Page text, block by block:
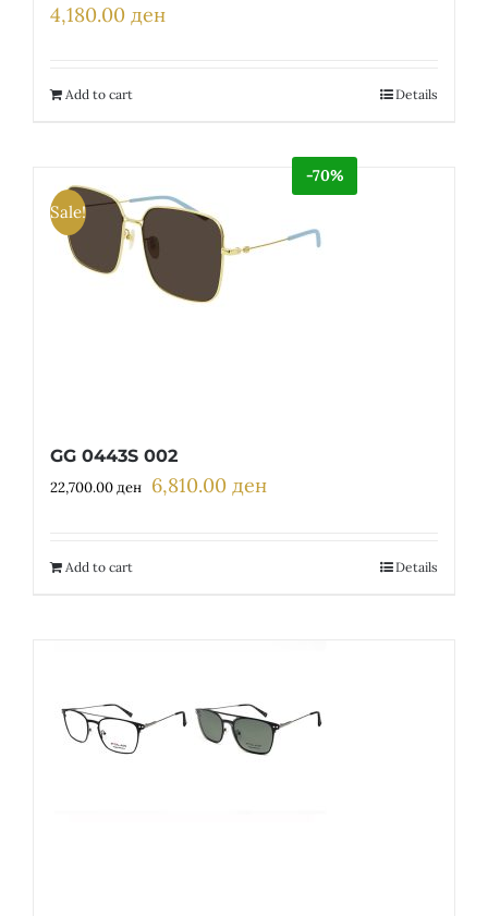
4,180.00 ден
Add to cart Details
Sale!
-70%
GG 0443S 002
22,700.00ден Original
6,810.00 денCurrent
Add to cart Details